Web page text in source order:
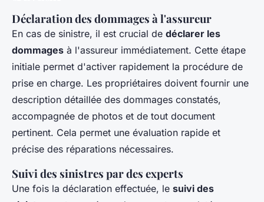
Déclaration des dommages à l'assureur
En cas de sinistre, il est crucial de déclarer les
dommages à l'assureur immédiatement. Cette étape
initiale permet d'activer rapidement la procédure de
prise en charge. Les propriétaires doivent fournir une
description détaillée des dommages constatés,
accompagnée de photos et de tout document
pertinent. Cela permet une évaluation rapide et
précise des réparations nécessaires.
Suivi des sinistres par des experts
Une fois la déclaration effectuée, le suivi des